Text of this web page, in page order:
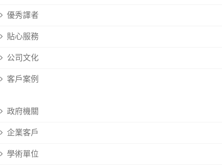
優秀譯者
貼心服務
公司文化
客戶案例
政府機關
企業客戶
學術單位